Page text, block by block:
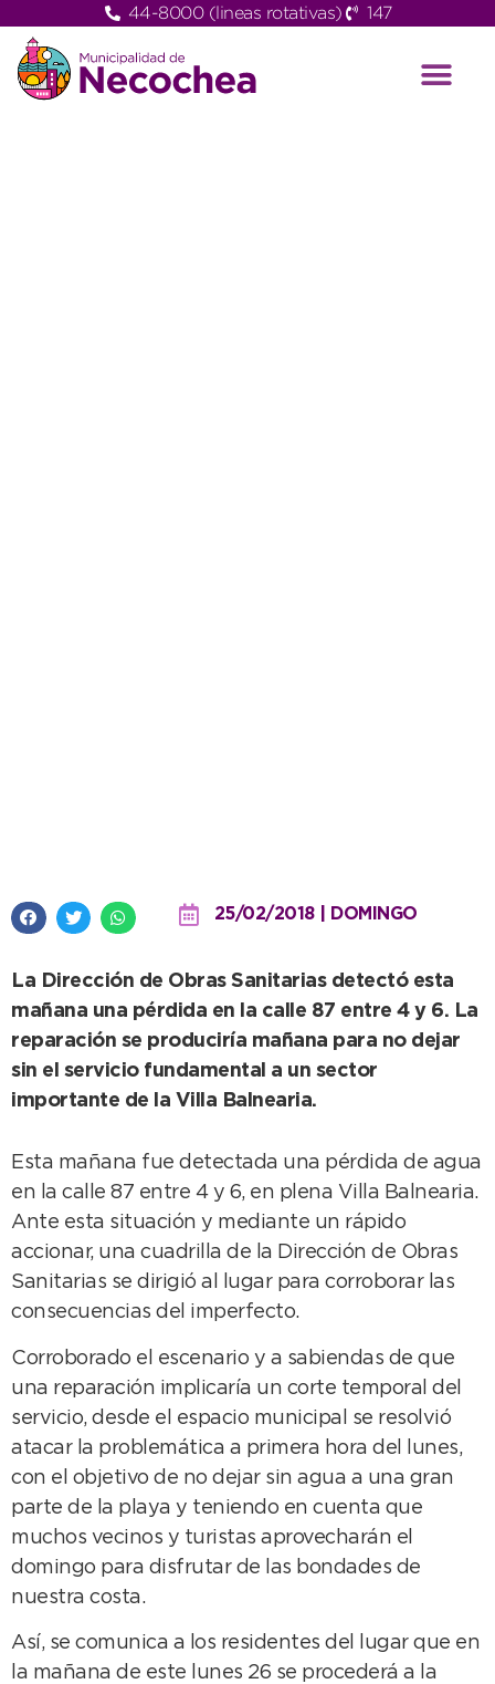
44-8000 (lineas rotativas) 147
25/02/2018 | DOMINGO
La Dirección de Obras Sanitarias detectó esta
mañana una pérdida en la calle 87 entre 4 y 6. La
reparación se produciría mañana para no dejar
sin el servicio fundamental a un sector
importante de la Villa Balnearia.
Esta mañana fue detectada una pérdida de agua
en la calle 87 entre 4 y 6, en plena Villa Balnearia.
Ante esta situación y mediante un rápido
accionar, una cuadrilla de la Dirección de Obras
Sanitarias se dirigió al lugar para corroborar las
consecuencias del imperfecto.
Corroborado el escenario y a sabiendas de que
una reparación implicaría un corte temporal del
servicio, desde el espacio municipal se resolvió
atacar la problemática a primera hora del lunes,
con el objetivo de no dejar sin agua a una gran
parte de la playa y teniendo en cuenta que
muchos vecinos y turistas aprovecharán el
domingo para disfrutar de las bondades de
nuestra costa.
Así, se comunica a los residentes del lugar que en
la mañana de este lunes 26 se procederá a la